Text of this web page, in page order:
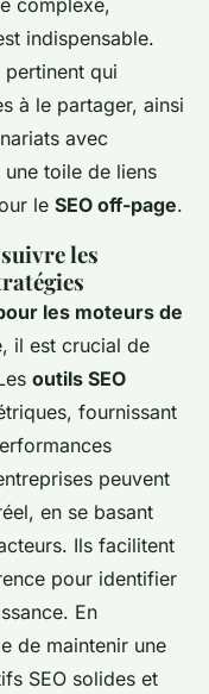
complexe,
indispensable.
qui
à le partager, ainsi
avec
toile de liens
le SEO off-page.
les
les moteurs de
il est crucial de
outils SEO
fournissant
peuvent
en se basant
Ils facilitent
pour identifier
En
de maintenir une
SEO solides et